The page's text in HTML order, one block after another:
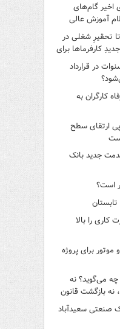
اخیر گام‌های
آموزش عالی
تحقیرِ شغلی در
کارفرماها برای
در قرارداد
کارگران به
پی ارتقای سطح
جدید بانک
است؟
را بالا
برای پروژه
چه می‌گوید؟ نه
نه بازگشت قانون
شهرک صنعتی سعیدآباد